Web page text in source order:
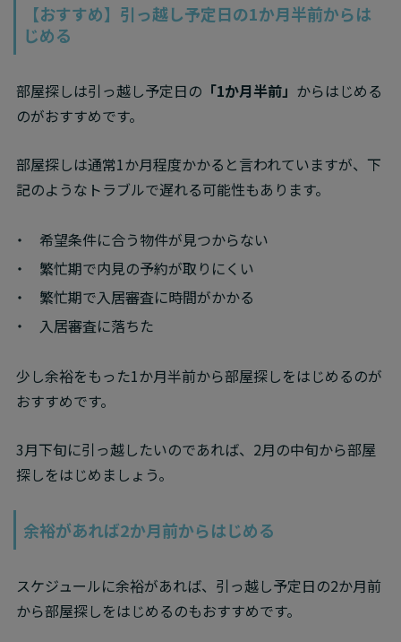
【おすすめ】引っ越し予定日の1か月半前からは
じめる
部屋探しは引っ越し予定日の 「1か月半前」 からはじめる
のがおすすめです。
部屋探しは通常1か月程度かかると言われていますが、下
記のようなトラブルで遅れる可能性もあります。
希望条件に合う物件が見つからない
繁忙期で内見の予約が取りにくい
繁忙期で入居審査に時間がかかる
入居審査に落ちた
少し余裕をもった1か月半前から部屋探しをはじめるのが
おすすめです。
3月下旬に引っ越したいのであれば、2月の中旬から部屋
探しをはじめましょう。
余裕があれば2か月前からはじめる
スケジュールに余裕があれば、引っ越し予定日の2か月前
から部屋探しをはじめるのもおすすめです。